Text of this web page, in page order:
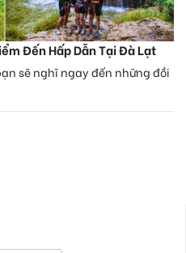
Đến Hấp Dẫn Tại Đà Lạt
sẽ nghĩ ngay đến những đồi